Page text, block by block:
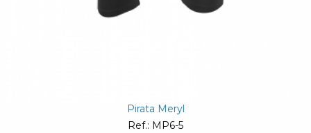
Pirata Meryl
Ref.: MP6-5